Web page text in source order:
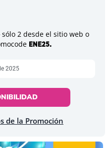
2 desde el sitio web o
ENE25.
2025
de la Promoción